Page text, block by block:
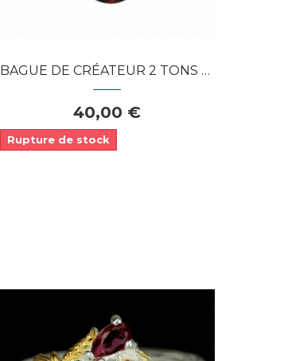
BAGUE DE CRÉATEUR 2 TONS ARGENT 925 & OR,...
40,00 €
Rupture de stock